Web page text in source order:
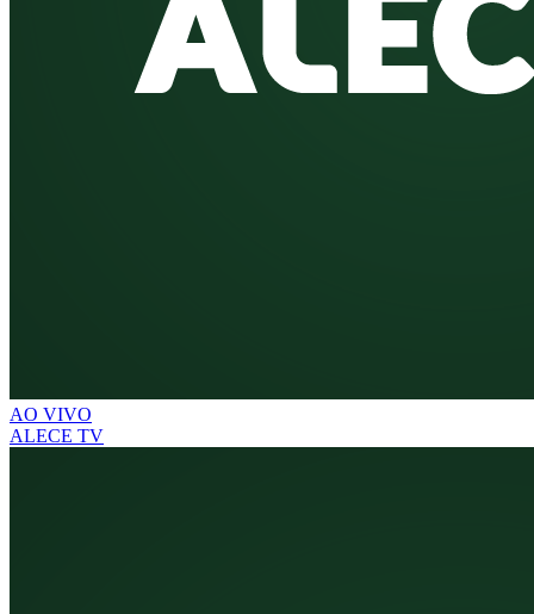
AO VIVO
ALECE TV